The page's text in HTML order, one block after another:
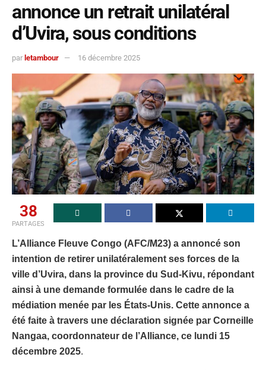
annonce un retrait unilatéral
d’Uvira, sous conditions
par letambour 16 décembre 2025
38
PARTAGES
L’Alliance Fleuve Congo (AFC/M23) a annoncé son
intention de retirer unilatéralement ses forces de la
ville d’Uvira, dans la province du Sud-Kivu, répondant
ainsi à une demande formulée dans le cadre de la
médiation menée par les États-Unis. Cette annonce a
été faite à travers une déclaration signée par Corneille
Nangaa, coordonnateur de l’Alliance, ce lundi 15
décembre 2025.